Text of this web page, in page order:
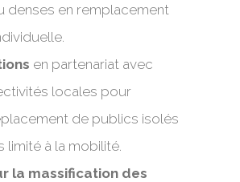
denses en remplacement
en partenariat avec
locales pour
de publics isolés
limité à la mobilité.
la massification des